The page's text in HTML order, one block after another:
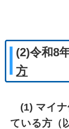
(2)令和8
方
(1) マイナ
ている方（